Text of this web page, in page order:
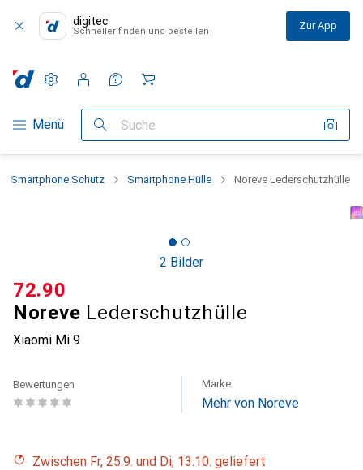
digitec
Schneller finden und bestellen Zur App
Navigation nach Kategorien
Menü Suche
Einstellungen
Kundenkonto
Vergleichslisten
Merklisten
Warenkorb
Smartphone Schutz Smartphone Hülle Noreve Lederschutzhülle
2 Bilder
Noreve Lederschutzhülle
Xiaomi Mi 9
CHF
72.90
Bewertungen Marke
Mehr von Noreve
Zwischen Fr, 25.9. und Di, 13.10. geliefert